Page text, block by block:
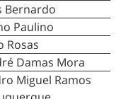
Bernardo
Paulino
Rosas
Damas Mora
Miguel Ramos